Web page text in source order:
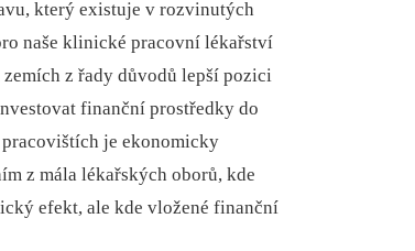
který existuje v rozvinutých
naše klinické pracovní lékařství
z řady důvodů lepší pozici
finanční prostředky do
je ekonomicky
z mála lékařských oborů, kde
efekt, ale kde vložené finanční